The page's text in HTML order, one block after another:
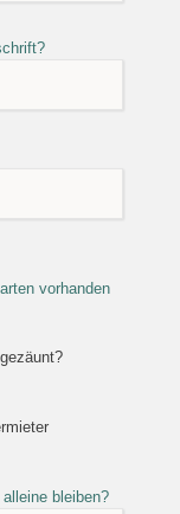
vorhanden
bleiben?